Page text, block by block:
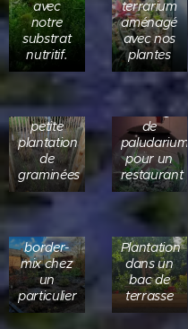
avec
notre
substrat
nutritif.
terrarium
aménagé
avec nos
plantes
Une
petite
plantation
de
graminées
de
paludarium
pour un
restaurant
border-
mix chez
un
particulier
Plantation
dans un
bac de
terrasse